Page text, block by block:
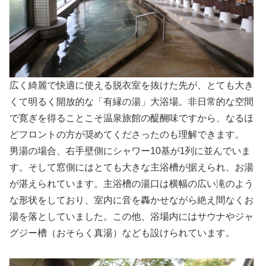
広く綺麗で快適に使える脱衣室を抜けた先が、とても大き
くて明るく開放的な「有縁の湯」大浴場。非日常的な空間
で寛ぎを得ることこそ温泉旅館の醍醐味ですから、なるほ
どフロントの方が奨めてくださったのも理解できます。
男湯の場合、右手壁側にシャワー10基が1列に並んでいま
す。そして窓側にはとても大きな主浴槽が据えられ、お湯
が湛えられています。主浴槽の湯口は横幅の広い滝のよう
な形状をしており、室内に音を轟かせながら絶え間なくお
湯を落としていました。この他、浴場内にはサウナやジャ
グジー槽（おそらく真湯）なども設けられています。